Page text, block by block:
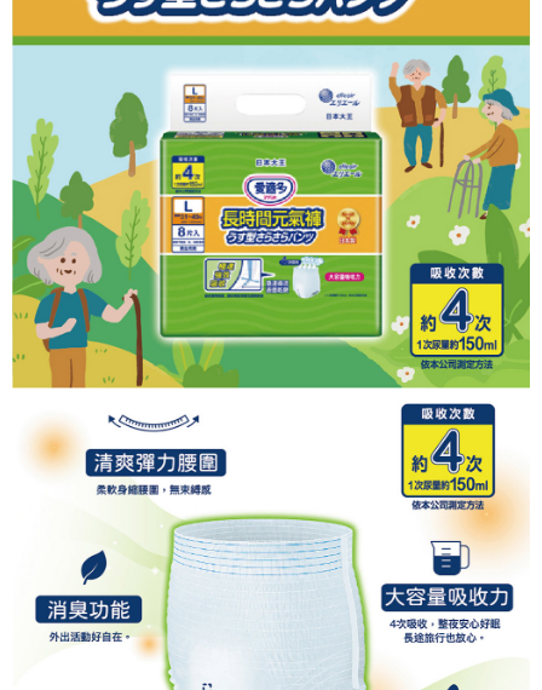
1.分期款項不併入電信帳單，「大哥付你分期」於每月結算日後寄送繳費提
醒簡訊。
2.透過簡訊連結打開帳單後，可選擇「超商條碼／台灣大直營門市／銀行轉
【注意事項】
1.本服務係由「台灣大哥大股份有限公司」（以下簡稱本公司）所提供，讓
用戶於交易時，得透過本服務購買商品或服務，並由商店將買賣／分期付款
買賣價金債權讓與本公司後，依約使用本公司帳單繳交帳款。
2.基於同意付款使用「大哥付你分期」之契約關係目的，商店將以您的個人
資料（包含姓名、電話或地址）提供予台灣大哥大進項蒐集、處理及利用，
由本公司與您本人進行分期帳單所需資料之確認、核對及更正。
3.完整用戶服務條款，請詳閱以下連結：
https://oppay.tw/userRule
【「AFTEE先享後付」結帳流程】
１．於結帳方式選擇「AFTEE先享後付」後，將跳轉至「AFTEE先享後付」
結帳頁面，進行簡訊認證並確認金額後，即可完成結帳。
２．訂單成立數日內，您將收到繳費通知簡訊。
３．收到繳費通知簡訊後14天內，點擊此簡訊中的連結，可透過四大超商／
ATM／網路銀行／等多元方式進行付款，方視為交易完成。
※ 請注意：結帳手續完成當下不需立刻繳費，但若您需要取消訂單，請聯絡
購買商品的店家。未經商家同意取消之訂單仍視為有效，需透過AFTEE先享
後付繳納相關費用。
※ 交易是否成功請以「AFTEE先享後付 」之結帳頁面顯示為準，若有關於
是否繳費成功／繳費後需取消欲退款等相關疑問，請聯繫「AFTEE先享後付
客戶支援中心」https://netprotections.freshdesk.com/support/home
【注意事項】
１．透過由恩沛科技股份有限公司提供之「AFTEE先享後付」服務完成之交
易，需依本服務之必要範圍內提供個人資料，並將交易相關給付款項請求債
權轉讓予恩沛科技股份有限公司。
２．關於個人資料處理事宜，請瀏覽以下網址：
https://aftee.tw/terms/#terms3
３．未成年的使用者請事先徵得法定代理人或監護人之同意方可使用
「AFTEE先享後付」，若未經同意申辦者引起之損失，本公司不負相關責
４．使用「AFTEE先享後付」時，將依據個別帳號之用戶狀況，依本公司即
時審查核予不同之上限額度；若仍有額度不足之情形，本公司將視審查結果
請求用戶進行身份認證。
５．嚴禁一人註冊多個帳號或使用他人資訊註冊。若發現惡意使用之情形，
恩沛科技股份有限公司將有權停止該用戶之使用額度並採取法律行動。
每筆NT$80，滿NT$999(含以上)免運費